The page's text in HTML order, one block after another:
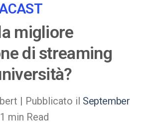
migliore
di streaming
| Pubblicato il September
min Read